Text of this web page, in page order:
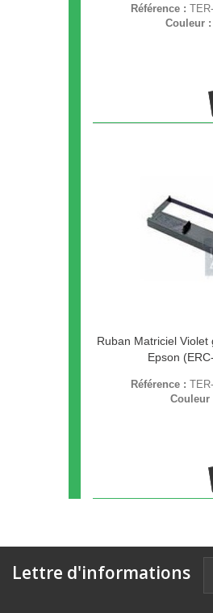
Référence :
Couleur :
Ruban Matriciel Violet
Epson
Référence :
Couleur
Lettre d'informations